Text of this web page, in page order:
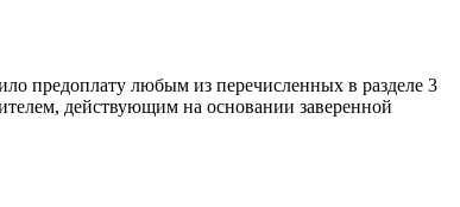
предоплату любым из перечисленных в разделе 3
действующим на основании заверенной